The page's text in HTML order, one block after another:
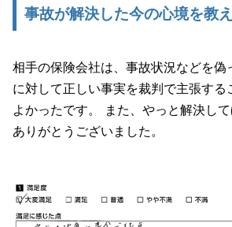
事故が解決した今の心境を教
相手の保険会社は、事故状況などを
に対して正しい事実を裁判で主張する
よかったです。 また、やっと解決して
ありがとうございました。